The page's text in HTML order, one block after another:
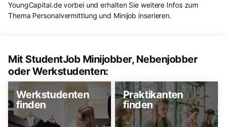
YoungCapital.de vorbei und erhalten Sie weitere Infos zum
Thema Personalvermittlung und Minijob inserieren.
Mit StudentJob Minijobber, Nebenjobber
oder Werkstudenten:
Werkstudenten
finden
Praktikanten
finden